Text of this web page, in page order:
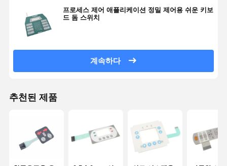
프로세스 제어 애플리케이션 정밀 제어용 쉬운 키보
드 돔 스위치
계속하다
추천된 제품